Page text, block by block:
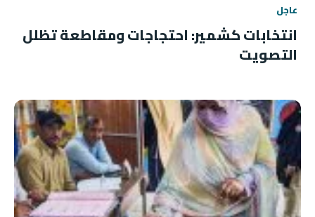
عاجل
انتخابات كشمير: احتجاجات ومقاطعة تظلل
التصويت